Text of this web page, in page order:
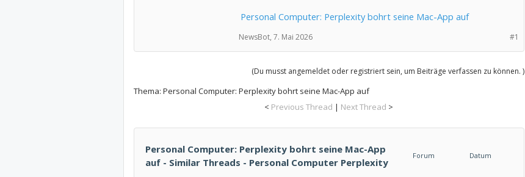
Personal Computer: Perplexity bohrt seine Mac-App auf
#1
NewsBot, 7. Mai 2026
(Du musst angemeldet oder registriert sein, um Beiträge verfassen zu können. )
Thema: Personal Computer: Perplexity bohrt seine Mac-App auf
< Previous Thread | Next Thread >
Personal Computer: Perplexity bohrt seine Mac-App
auf - Similar Threads - Personal Computer Perplexity
Forum Datum